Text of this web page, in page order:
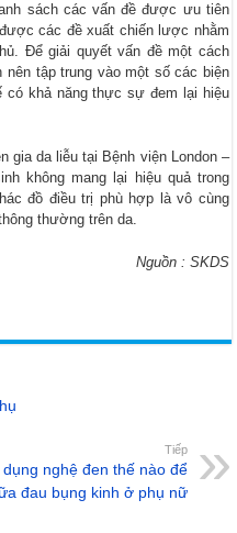
sách các vấn đề được ưu tiên
các đề xuất chiến lược nhằm
Để giải quyết vấn đề một cách
nên tập trung vào một số các biện
có khả năng thực sự đem lại hiệu
gia da liễu tại Bệnh viện London –
không mang lại hiệu quả trong
đồ điều trị phù hợp là vô cùng
thường trên da.
Nguồn : SKDS
Tiếp
nghệ đen thế nào để
đau bụng kinh ở phụ nữ